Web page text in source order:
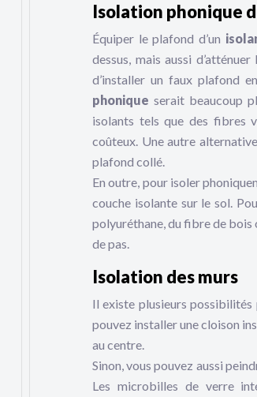
Isolation phonique
Équiper le plafond d’un
dessus, mais aussi
d’installer un faux plafond
phonique serait beaucoup
isolants tels que des fibres
coûteux. Une autre
plafond collé.
En outre, pour isoler
couche isolante sur le sol.
polyuréthane, du fibre de bois
de pas.
Isolation des murs
Il existe plusieurs possibilités
pouvez installer une cloison
au centre.
Sinon, vous pouvez aussi
Les microbilles de verre